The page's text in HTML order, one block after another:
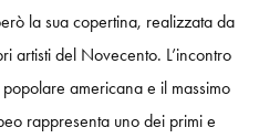
la sua copertina, realizzata da
artisti del Novecento. L’incontro
americana e il massimo
rappresenta uno dei primi e